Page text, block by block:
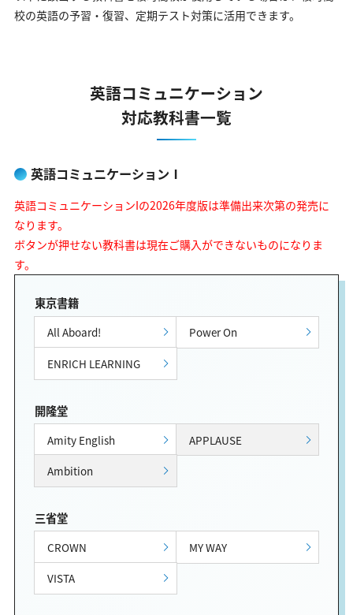
校の英語の予習・復習、定期テスト対策に活用できます。
英語コミュニケーション
対応教科書一覧
英語コミュニケーションⅠ
英語コミュニケーションIの2026年度版は準備出来次第の発売に
なります。
ボタンが押せない教科書は現在ご購入ができないものになりま
す。
東京書籍
All Aboard!
Power On
ENRICH LEARNING
開隆堂
Amity English
APPLAUSE
Ambition
三省堂
CROWN
MY WAY
VISTA